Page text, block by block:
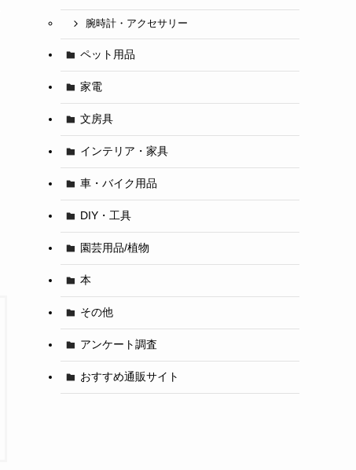
腕時計・アクセサリー
ペット用品
家電
文房具
インテリア・家具
車・バイク用品
DIY・工具
園芸用品/植物
本
その他
アンケート調査
おすすめ通販サイト